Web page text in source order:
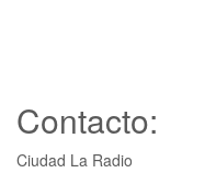
Contacto:
Ciudad La Radio